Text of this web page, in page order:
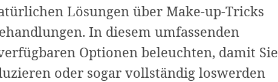
Lösungen über Make-up-Tricks
In diesem umfassenden
Optionen beleuchten, damit Sie
oder sogar vollständig loswerden